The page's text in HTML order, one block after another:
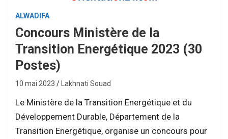
ALWADIFA
Concours Ministère de la
Transition Energétique 2023 (30
Postes)
10 mai 2023 Lakhnati Souad
Le Ministère de la Transition Energétique et du
Développement Durable, Département de la
Transition Energétique, organise un concours pour